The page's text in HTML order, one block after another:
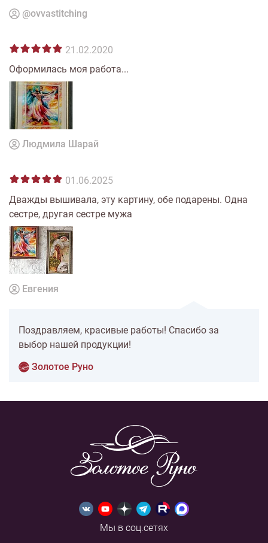
@ovvastitching
21.02.2020
Оформилась моя работа...
Людмила Шарай
01.06.2025
Дважды вышивала, эту картину, обе подарены. Одна
сестре, другая сестре мужа
Евгения
Поздравляем, красивые работы! Спасибо за
выбор нашей продукции!
Золотое Руно
Мы в соц.сетях